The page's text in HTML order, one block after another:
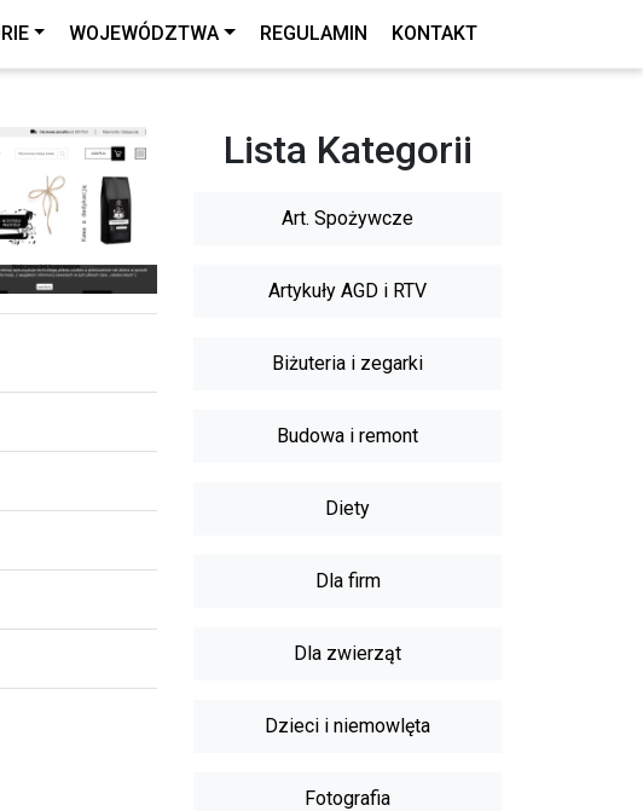
WOJEWÓDZTWA REGULAMIN KONTAKT
Lista Kategorii
Art. Spożywcze
Artykuły AGD i RTV
Biżuteria i zegarki
Budowa i remont
Diety
Dla firm
Dla zwierząt
Dzieci i niemowlęta
Fotografia